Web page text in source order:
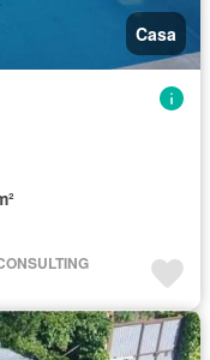
Casa